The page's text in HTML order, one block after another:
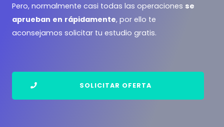
Pero, normalmente casi todas las operaciones se
aprueban en rápidamente, por ello te
aconsejamos solicitar tu estudio gratis.
SOLICITAR OFERTA